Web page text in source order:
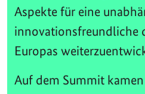
Aspekte für eine
innovationsfreundliche
Europas
Auf dem Summit